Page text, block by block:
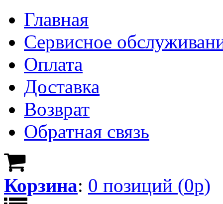
Главная
Сервисное
Оплата
Доставка
Возврат
Обратная связь
Корзина: 0 позиций (0р)